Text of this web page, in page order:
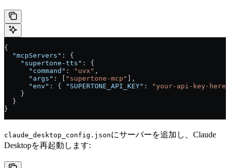
{
  "mcpServers"
: {
    "supertone-tts"
: {
      "command"
: "uvx" ,
      "args"
: [ "supertone-mcp" ],
      "env"
: { "SUPERTONE_API_KEY" :
"your-api-key-here"
    }
  }
}
claude_desktop_config.jsonにサーバーを追加し、Claude
Desktopを再起動します: